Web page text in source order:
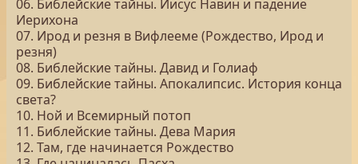
06. Библейские тайны. Иисус Навин и падение
Иерихона
07. Ирод и резня в Вифлееме (Рождество, Ирод и
резня)
08. Библейские тайны. Давид и Голиаф
09. Библейские тайны. Апокалипсис. История конца
света?
10. Ной и Всемирный потоп
11. Библейские тайны. Дева Мария
12. Там, где начинается Рождество